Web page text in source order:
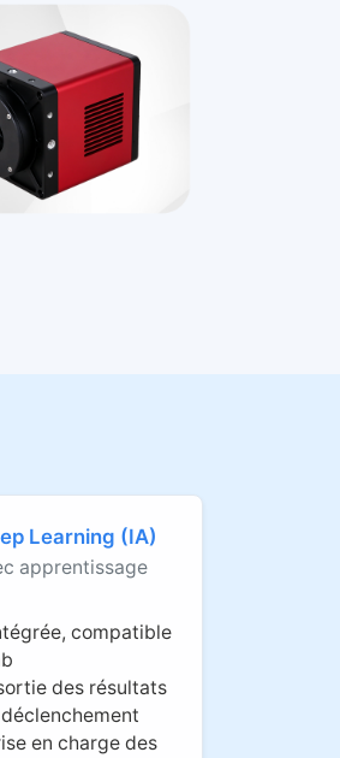
Learning (IA)
apprentissage
compatible
des résultats
en charge des